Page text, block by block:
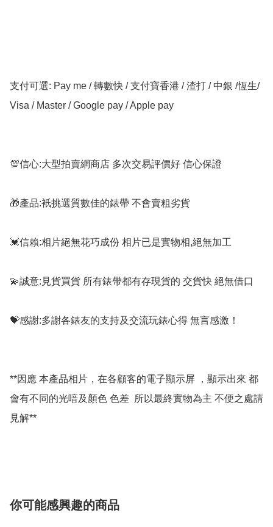
支付可選: Pay me / 轉數快 / 支付寶香港 / 渣打 / 中銀 /恆生/
Visa / Master / Google pay / Apple pay
💯信心:大型拍賣網商店 多次交易評價好 信心保證
🎁產品:衹挑選質數佳的錶帶 不會賣粗劣貨
💓信賴:相片絕無花巧成份 相片已是實物相,絕無加工
💫誠意:見貨買貨 所有錶帶都有存現貨的 交貨快 絕無借口
💝感謝:多謝各錶友的支持及交流玩錶心得 無言感激！
**因應 本產品相片，在各顧客的電子顯示屏 ，顯示出來 都
會有不同的光喑及顏色 色差  所以最終實物為主 不便之處請
見解**
你可能感興趣的商品